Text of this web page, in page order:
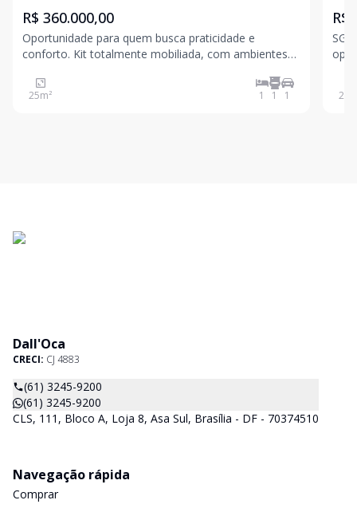
R$ 360.000,00
Oportunidade para quem busca praticidade e
conforto. Kit totalmente mobiliada, com ambientes
condicionado. Condomínio com portaria 24h,
elevador e garagem. Ideal para morar ou investir,
25m² 1 1 1
R$
SGAS 910
27
Dall'Oca
CRECI: CJ 4883
(61) 3245-9200
(61) 3245-9200
CLS, 111, Bloco A, Loja 8, Asa Sul, Brasília - DF - 70374510
Navegação rápida
Comprar